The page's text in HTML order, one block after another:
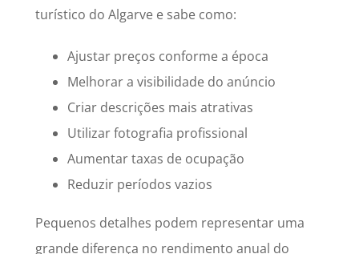
turístico do Algarve e sabe como:
Ajustar preços conforme a época
Melhorar a visibilidade do anúncio
Criar descrições mais atrativas
Utilizar fotografia profissional
Aumentar taxas de ocupação
Reduzir períodos vazios
Pequenos detalhes podem representar uma
grande diferença no rendimento anual do